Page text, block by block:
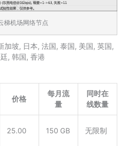
梯机场网络节点
加坡, 日本,法国 ,泰国 , 美国 ,英国 ,
,韩国 ,香港
价格
每月流
量
同时在
线数量
25.00 150 GB 无限制